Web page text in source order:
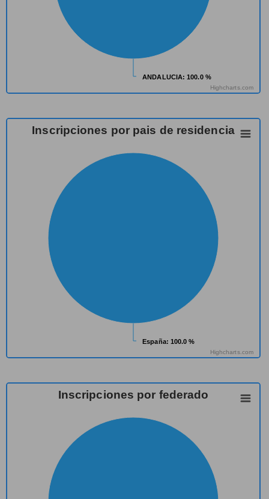
ANDALUCIA: 100.0 %
ANDALUCIA: 100.0 %
Highcharts.com
Inscripciones por pais de residencia
España: 100.0 %
España: 100.0 %
Highcharts.com
Inscripciones por federado